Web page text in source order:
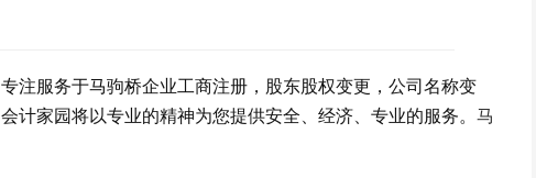
注服务于马驹桥企业工商注册，股东股权变更，公司名称变
计家园将以专业的精神为您提供安全、经济、专业的服务。 马